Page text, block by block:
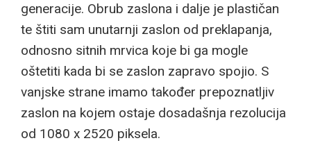
generacije. Obrub zaslona i dalje je plastičan
te štiti sam unutarnji zaslon od preklapanja,
odnosno sitnih mrvica koje bi ga mogle
oštetiti kada bi se zaslon zapravo spojio. S
vanjske strane imamo također prepoznatljiv
zaslon na kojem ostaje dosadašnja rezolucija
od 1080 x 2520 piksela.